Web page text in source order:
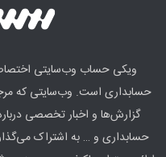
ویکی حساب وب‌سایتی
حسابداری است. وب‌سایتی که
گزارش‌ها و اخبار تخصصی
حسابداری و … به اشتراک